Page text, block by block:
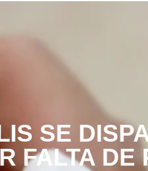
SE
FALTA DE